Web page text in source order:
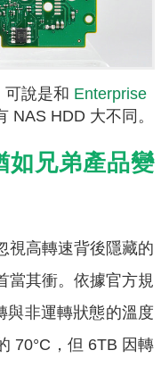
說是和 Enterprise
NAS HDD 大不同。
如兄弟產品變
視高轉速背後隱藏的
當其衝。依據官方規
與非運轉狀態的溫度
70°C，但 6TB 因轉